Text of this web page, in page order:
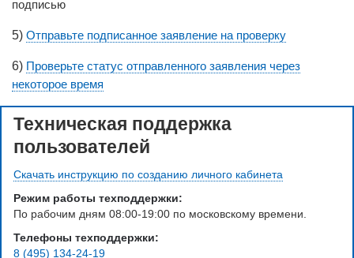
подписью
5) Отправьте подписанное заявление на проверку
6) Проверьте статус отправленного заявления через
некоторое время
Техническая поддержка
пользователей
Скачать инструкцию по созданию личного кабинета
Режим работы техподдержки:
По рабочим дням 08:00-19:00 по московскому времени.
Телефоны техподдержки:
8 (495) 134-24-19